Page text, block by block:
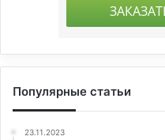
Популярные статьи
23.11.2023